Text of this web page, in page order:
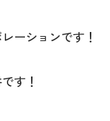
ーションです！
す！